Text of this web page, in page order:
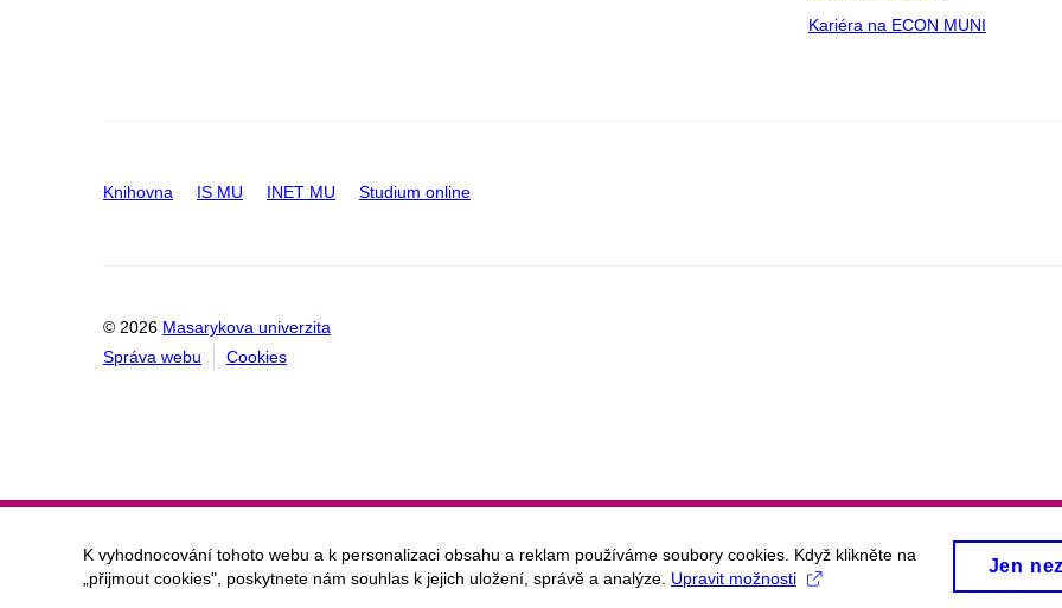
Kariéra na ECON MUNI
Knihovna IS MU INET MU Studium online
© 2026 Masarykova univerzita
Správa webu
Cookies
K vyhodnocování tohoto webu a k personalizaci obsahu a reklam používáme soubory cookies. Když klikněte na
„přijmout cookies", poskytnete nám souhlas k jejich uložení, správě a analýze. Upravit možnosti
Jen